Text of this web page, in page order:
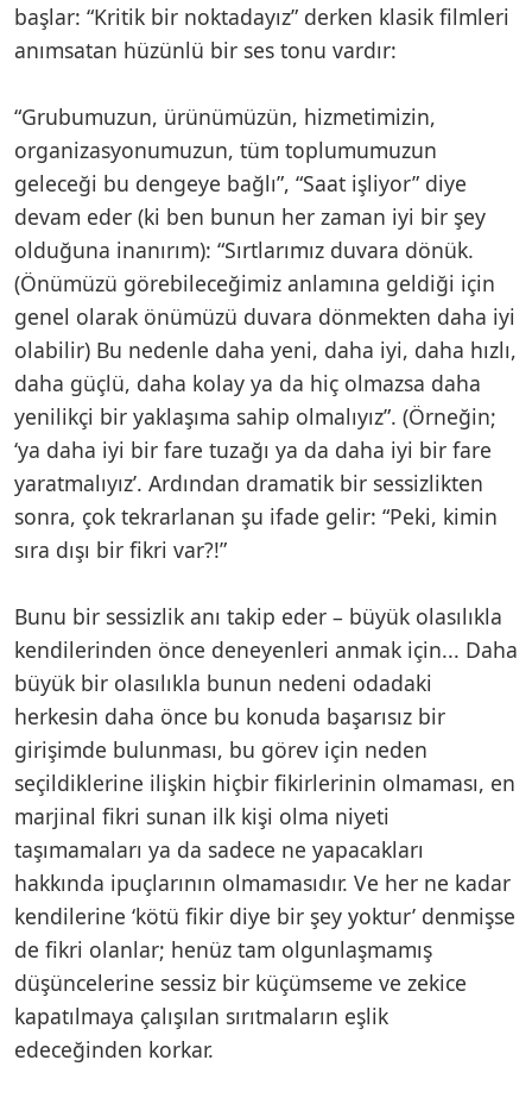
başlar: “Kritik bir noktadayız” derken klasik filmleri
anımsatan hüzünlü bir ses tonu vardır:
“Grubumuzun, ürünümüzün, hizmetimizin,
organizasyonumuzun, tüm toplumumuzun
geleceği bu dengeye bağlı”, “Saat işliyor” diye
devam eder (ki ben bunun her zaman iyi bir şey
olduğuna inanırım): “Sırtlarımız duvara dönük.
(Önümüzü görebileceğimiz anlamına geldiği için
genel olarak önümüzü duvara dönmekten daha iyi
olabilir) Bu nedenle daha yeni, daha iyi, daha hızlı,
daha güçlü, daha kolay ya da hiç olmazsa daha
yenilikçi bir yaklaşıma sahip olmalıyız”. (Örneğin;
‘ya daha iyi bir fare tuzağı ya da daha iyi bir fare
yaratmalıyız’. Ardından dramatik bir sessizlikten
sonra, çok tekrarlanan şu ifade gelir: “Peki, kimin
sıra dışı bir fikri var?!”
Bunu bir sessizlik anı takip eder – büyük olasılıkla
kendilerinden önce deneyenleri anmak için... Daha
büyük bir olasılıkla bunun nedeni odadaki
herkesin daha önce bu konuda başarısız bir
girişimde bulunması, bu görev için neden
seçildiklerine ilişkin hiçbir fikirlerinin olmaması, en
marjinal fikri sunan ilk kişi olma niyeti
taşımamaları ya da sadece ne yapacakları
hakkında ipuçlarının olmamasıdır. Ve her ne kadar
kendilerine ‘kötü fikir diye bir şey yoktur’ denmişse
de fikri olanlar; henüz tam olgunlaşmamış
düşüncelerine sessiz bir küçümseme ve zekice
kapatılmaya çalışılan sırıtmaların eşlik
edeceğinden korkar.